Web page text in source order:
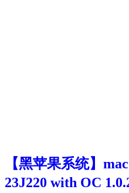
【黑苹果系统】
23J220 with OC